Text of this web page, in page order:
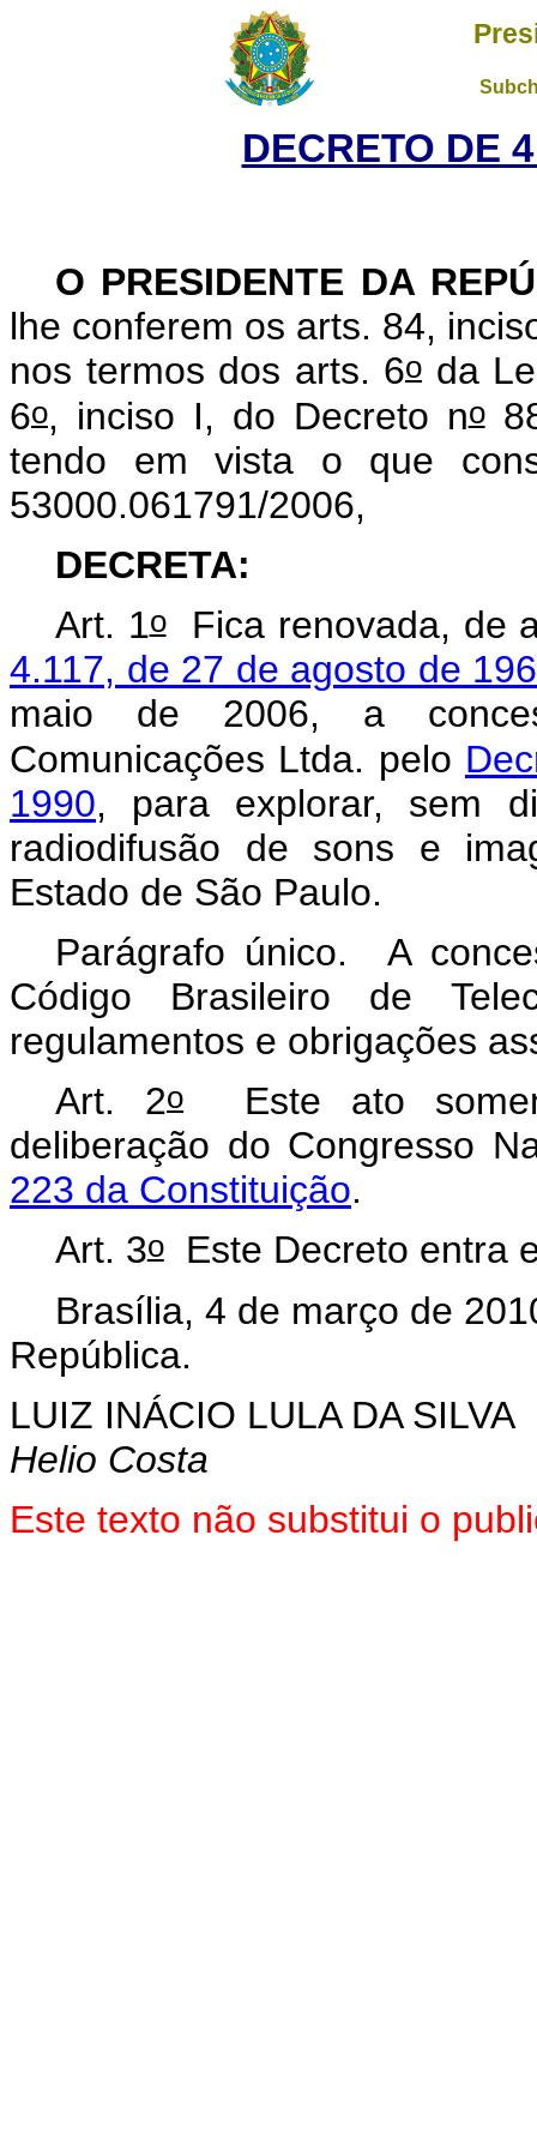
DECRETO DE
O PRESIDENTE DA
lhe conferem os arts. 84,
nos termos dos arts. 6o da
6o, inciso I, do Decreto no
tendo em vista o que
53000.061791/2006,
DECRETA:
Art. 1oFica renovada, de
4.117, de 27 de agosto de
maio de 2006, a
Comunicações Ltda. pelo
1990, para explorar, sem
radiodifusão de sons e
Estado de São Paulo.
Parágrafo único. A
Código Brasileiro de
regulamentos e obrigações
Art. 2o
Este ato
deliberação do Congresso
223 da Constituição.
Art. 3oEste Decreto entra
Brasília, 4 de março de
República.
LUIZ INÁCIO LULA DA SILVA
Helio Costa
Este texto não substitui o